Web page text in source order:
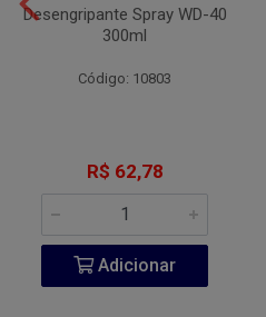
Desengripante Spray WD-40
300ml
Código: 10803
R$ 62,78
Adicionar